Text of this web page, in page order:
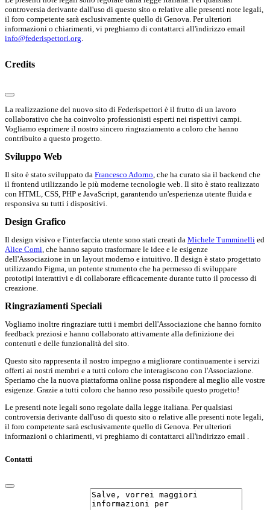
controversia derivante dall'uso di questo sito o relative alle presenti note legali,
il foro competente sarà esclusivamente quello di Genova. Per ulteriori
informazioni o chiarimenti, vi preghiamo di contattarci all'indirizzo email
info@federispettori.org
Credits
La realizzazione del nuovo sito di Federispettori è il frutto di un lavoro
collaborativo che ha coinvolto professionisti esperti nei rispettivi campi.
Vogliamo esprimere il nostro sincero ringraziamento a coloro che hanno
contribuito a questo progetto.
Sviluppo Web
Il sito è stato sviluppato da Francesco Adorno, che ha curato sia il backend che
il frontend utilizzando le più moderne tecnologie web. Il sito è stato realizzato
con HTML, CSS, PHP e JavaScript, garantendo un'esperienza utente fluida e
responsiva su tutti i dispositivi.
Design Grafico
Il design visivo e l'interfaccia utente sono stati creati da Michele Tumminelli ed
Alice Comi, che hanno saputo trasformare le idee e le esigenze
dell'Associazione in un layout moderno e intuitivo. Il design è stato progettato
utilizzando Figma, un potente strumento che ha permesso di sviluppare
prototipi interattivi e di collaborare efficacemente durante tutto il processo di
creazione.
Ringraziamenti Speciali
Vogliamo inoltre ringraziare tutti i membri dell'Associazione che hanno fornito
feedback preziosi e hanno collaborato attivamente alla definizione dei
contenuti e delle funzionalità del sito.
Questo sito rappresenta il nostro impegno a migliorare continuamente i servizi
offerti ai nostri membri e a tutti coloro che interagiscono con l'Associazione.
Speriamo che la nuova piattaforma online possa rispondere al meglio alle vostre
esigenze. Grazie a tutti coloro che hanno reso possibile questo progetto!
Le presenti note legali sono regolate dalla legge italiana. Per qualsiasi
controversia derivante dall'uso di questo sito o relative alle presenti note legali,
il foro competente sarà esclusivamente quello di Genova. Per ulteriori
informazioni o chiarimenti, vi preghiamo di contattarci all'indirizzo email .
Contatti